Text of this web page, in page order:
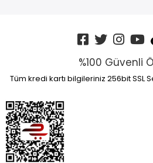
%100 Güvenli
Tüm kredi kartı bilgileriniz 256bit SSL